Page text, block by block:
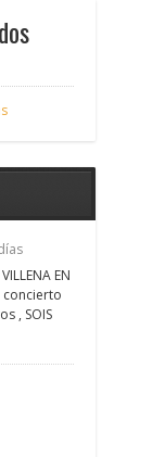
EN
concierto
, SOIS